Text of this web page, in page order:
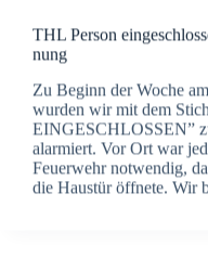
THL Per­son
nung
Zu Beginn der Woche
wur­den wir mit dem
EINGESCHLOSSEN”
alar­miert. Vor Ort war
Feu­er­wehr not­wen­dig,
die Haus­tür öff­ne­te. Wir